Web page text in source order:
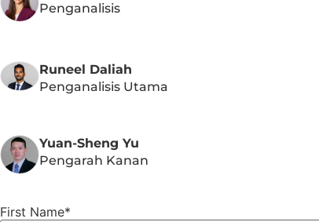
Penganalisis
Runeel Daliah
Penganalisis Utama
Yuan-Sheng Yu
Pengarah Kanan
First Name*